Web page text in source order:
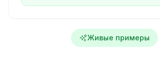
Живые примеры